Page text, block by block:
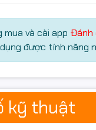
hoàn hảo vớihệ điều
nhanh chóng, dễ
lượng bản
hành
1200 x 1200 dpi, máy
hình ảnh chi
mua và cài app Đánh
được tính năng
kỹ thuật